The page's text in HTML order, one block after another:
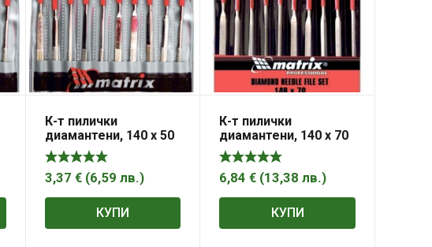
К-т пилички
диамантени, 140 х 50
х 3 mm, 6 бр. MTX
3,37 € (6,59 лв.)
КУПИ
К-т пилички
диамантени, 140 х 70
х 3 mm, 10 бр. MTX
MASTER
6,84€ (13,38лв.)
КУПИ